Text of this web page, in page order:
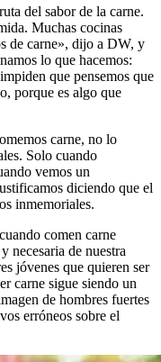
del sabor de la carne.
Muchas cocinas
de carne», dijo a DW, y
lo que hacemos:
que pensemos que
porque es algo que
carne, no lo
Solo cuando
vemos un
diciendo que el
inmemoriales.
comen carne
necesaria de nuestra
jóvenes que quieren ser
carne sigue siendo un
de hombres fuertes
erróneos sobre el